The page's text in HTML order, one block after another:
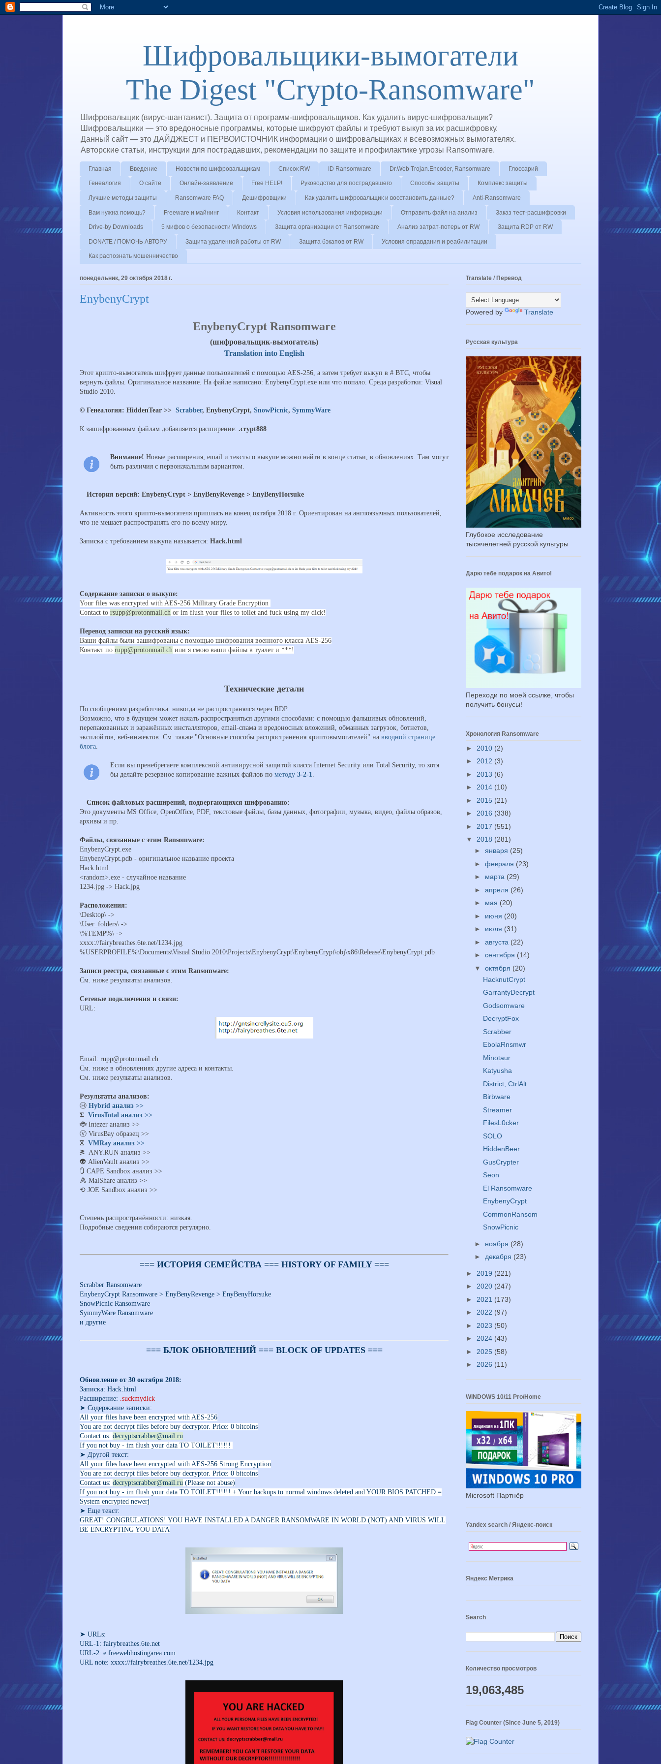
Шифровальщики-вымогатели
The Digest "Crypto-Ransomware"
Шифровальщик (вирус-шантажист). Защита от программ-шифровальщиков. Как удалить вирус-шифровальщик?
Шифровальщики — это вредоносные программы, которые шифруют файлы и требуют выкуп за их расшифровку.
Данный сайт — это ДАЙДЖЕСТ и ПЕРВОИСТОЧНИК информации о шифровальщиках и всевозможных вымогателях.
Авторские статьи, инструкции для пострадавших, рекомендации по защите и профилактике угрозы Ransomware.
Главная Введение Новости по шифровальщикам Список RW ID Ransomware Dr.Web Trojan.Encoder, Ransomware Глоссарий
Генеалогия О сайте Онлайн-заявление Free HELP! Руководство для пострадавшего Способы защиты Комплекс защиты
Лучшие методы защиты Ransomware FAQ Дешифровщики Как удалить шифровальщик и восстановить данные? Anti-Ransomware
Вам нужна помощь? Freeware и майнинг Контакт Условия использования информации Отправить файл на анализ Заказ тест-расшифровки
Drive-by Downloads 5 мифов о безопасности Windows Защита организации от Ransomware Анализ затрат-потерь от RW Защита RDP от RW
DONATE / ПОМОЧЬ АВТОРУ Защита удаленной работы от RW Защита бэкапов от RW Условия оправдания и реабилитации
Как распознать мошенничество
понедельник, 29 октября 2018 г.
EnybenyCrypt
EnybenyCryptRansomware
(шифровальщик-вымогатель)
Translation into English
Этот крипто-вымогатель шифрует данные пользователей с помощью AES-256, а затем требует выкуп в # BTC, чтобы
вернуть файлы. Оригинальное название. На файле написано: EnybenyCrypt.exe или что попало . Среда разработки: Visual
Studio 2010.
© Генеалогия: HiddenTear >> Scrabber, EnybenyCrypt, SnowPicnic, SymmyWare
К зашифрованным файлам добавляется расширение: .crypt888
Внимание! Новые расширения, email и тексты о выкупе можно найти в конце статьи, в обновлениях. Там могут
быть различия с первоначальным вариантом.
История версий: EnybenyCrypt > EnyBenyRevenge > EnyBenyHorsuke
Активность этого крипто-вымогателя пришлась на конец октября 2018 г. Ориентирован на англоязычных пользователей,
что не мешает распространять его по всему миру.
Записка с требованием выкупа называется: Hack.html
Содержание записки о выкупе:
Your files was encrypted with AES-256 Millitary Grade Encryption
Contact to rsupp@protonmail.ch or im flush your files to toilet and fuck using my dick!
Перевод записки на русский язык:
Ваши файлы были зашифрованы с помощью шифрования военного класса AES-256
Контакт по rupp@protonmail.ch или я смою ваши файлы в туалет и ***!
Технические детали
По сообщениям разработчика: никогда не распространялся через RDP.
Возможно, что в будущем может начать распространяться другими способами: с помощью фальшивых обновлений,
перепакованных и заражённых инсталляторов, email-спама и вредоносных вложений, обманных загрузок, ботнетов,
эксплойтов, веб-инжектов. См. также "Основные способы распространения криптовымогателей" на вводной странице
блога
Если вы пренебрегаете комплексной антивирусной защитой класса Internet Security или Total Security, то хотя
бы делайте резервное копирование важных файлов по методу 3-2-1
Список файловых расширений, подвергающихся шифрованию:
Это документы MS Office, OpenOffice, PDF, текстовые файлы, базы данных, фотографии, музыка, видео, файлы образов,
архивы и пр.
Файлы, связанные с этим Ransomware:
EnybenyCrypt.exe
EnybenyCrypt.pdb - оригинальное название проекта
Hack.html
<random>.exe - случайное название
1234.jpg -> Hack.jpg
Расположения:
\Desktop\ ->
\User_folders\ ->
\%TEMP%\ ->
xxxx://fairybreathes.6te.net/1234.jpg
%USERPROFILE%\Documents\Visual Studio 2010\Projects\EnybenyCrypt\EnybenyCrypt\obj\x86\Release\EnybenyCrypt.pdb
Записи реестра, связанные с этим Ransomware:
См. ниже результаты анализов.
Сетевые подключения и связи:
URL:
Email: rupp@protonmail.ch
См. ниже в обновлениях другие адреса и контакты.
См. ниже результаты анализов.
Результаты анализов:
Ⓗ Hybrid анализ >>
𝚺 VirusTotal анализ >>
🐞 Intezer анализ >>
Ⓥ VirusBay образец >>
ⴵ VMRay анализ >>
ᕒ ANY.RUN анализ >>
👽 AlienVault анализ >>
🔃 CAPE Sandbox анализ >>
⨇ MalShare анализ >>
⟲ JOE Sandbox анализ >>
Степень распространённости: низкая.
Подробные сведения собираются регулярно.
=== ИСТОРИЯ СЕМЕЙСТВА === HISTORY OF FAMILY ===
Scrabber Ransomware
EnybenyCrypt Ransomware > EnyBenyRevenge > EnyBenyHorsuke
SnowPicnic Ransomware
SymmyWare Ransomware
и другие
=== БЛОК ОБНОВЛЕНИЙ === BLOCK OF UPDATES ===
Обновление от 30 октября 2018:
Записка: Hack.html
Расширение: .suckmydick
➤ Содержание записки:
All your files have been encrypted with AES-256
You are not decrypt files before buy decryptor. Price: 0 bitcoins
Contact us: decryptscrabber@mail.ru
If you not buy - im flush your data TO TOILET!!!!!!
➤ Другой текст:
All your files have been encrypted with AES-256 Strong Encryption
You are not decrypt files before buy decryptor. Price: 0 bitcoins
Contact us: decryptscrabber@mail.ru (Please not abuse)
If you not buy - im flush your data TO TOILET!!!!!! + Your backups to normal windows deleted and YOUR BIOS PATCHED =
System encrypted newerj
➤ Еще текст:
GREAT! CONGRULATIONS! YOU HAVE INSTALLED A DANGER RANSOMWARE IN WORLD (NOT) AND VIRUS WILL
BE ENCRYPTING YOU DATA
➤ URLs:
URL-1: fairybreathes.6te.net
URL-2: e.freewebhostingarea.com
URL note: xxxx://fairybreathes.6te.net/1234.jpg
Translate / Перевод
Powered by Translate
Русская культура
Глубокое исследование
тысячелетней русской культуры
Дарю тебе подарок на Авито!
Переходи по моей ссылке, чтобы
получить бонусы!
Хронология Ransomware
► 2010 (2)
► 2012 (3)
► 2013 (6)
► 2014 (10)
► 2015 (21)
► 2016 (338)
► 2017 (551)
▼ 2018 (281)
► января (25)
► февраля (23)
► марта (29)
► апреля (26)
► мая (20)
► июня (20)
► июля (31)
► августа (22)
► сентября (14)
▼ октября (20)
HacknutCrypt
GarrantyDecrypt
Godsomware
DecryptFox
Scrabber
EbolaRnsmwr
Minotaur
Katyusha
District, CtrlAlt
Birbware
Streamer
FilesL0cker
SOLO
HiddenBeer
GusCrypter
Seon
El Ransomware
EnybenyCrypt
CommonRansom
SnowPicnic
► ноября (28)
► декабря (23)
► 2019 (221)
► 2020 (247)
► 2021 (173)
► 2022 (97)
► 2023 (50)
► 2024 (43)
► 2025 (58)
► 2026 (11)
WINDOWS 10/11 Pro/Home
Microsoft Партнёр
Yandex search / Яндекс-поиск
Яндекс Метрика
Search
Количество просмотров
19,063,485
Flag Counter (Since June 5, 2019)